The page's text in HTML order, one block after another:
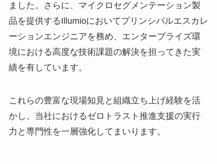
ました。さらに、マイクロセグメンテーション製
品を提供するIllumioにおいてプリンシパルエスカレ
ーションエンジニアを務め、エンタープライズ環
境における高度な技術課題の解決を担ってきた実
績を有しています。
これらの豊富な現場知見と組織立ち上げ経験を活
かし、当社におけるゼロトラスト推進支援の実行
力と専門性を一層強化してまいります。